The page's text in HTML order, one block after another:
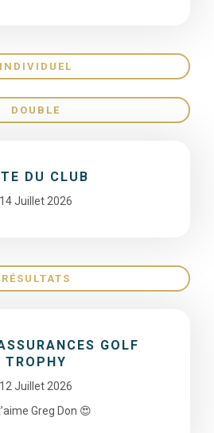
INDIVIDUEL
DOUBLE
DU CLUB
14 Juillet 2026
RÉSULTATS
GOLF
TROPHY
12 Juillet 2026
Greg Don 😍